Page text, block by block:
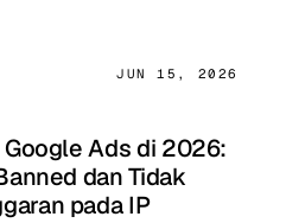
JUN 15, 2026
Ads di 2026:
dan Tidak
pada IP